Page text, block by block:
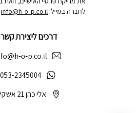
לחברה במייל: info@h-o-p.co.il
דרכים ליצירת קשר
o-p.co.il
053-2345004
אלי כהן 21 אשקלון